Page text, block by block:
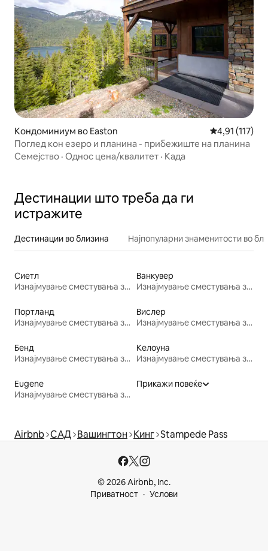
Кондоминиум во Easton Просечна
4,91 (117)
Поглед кон езеро и планина - прибежиште на планина
Семејство · Однос цена/квалитет · Када
Дестинации што треба да ги
истражите
Дестинации во близина Најпопуларни знаменитости во
Сиетл
Изнајмување сместувања за одмор
Ванкувер
Изнајмување сместувања за одмор
Портланд
Изнајмување сместувања за одмор
Вислер
Изнајмување сместувања за одмор
Бенд
Изнајмување сместувања за одмор
Келоуна
Изнајмување сместувања за одмор
Еugene
Изнајмување сместувања за одмор
Прикажи повеќе
Airbnb САД Вашингтон Кинг Stampede Pass
© 2026 Airbnb, Inc.
Приватност
Услови